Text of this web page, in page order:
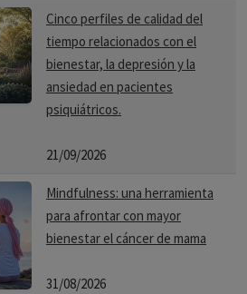
Cinco perfiles de calidad del
tiempo relacionados con el
bienestar, la depresión y la
ansiedad en pacientes
psiquiátricos.
21/09/2026
Mindfulness: una herramienta
para afrontar con mayor
bienestar el cáncer de mama
31/08/2026